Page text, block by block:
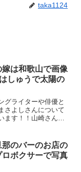
taka1124
は和歌山で画像
しゅうで太陽の
グライターや俳優と
さよしさんについて
ます！！山崎さんの
：やぎ座血液型：A型
のバーのお店の
ボクサーで写真